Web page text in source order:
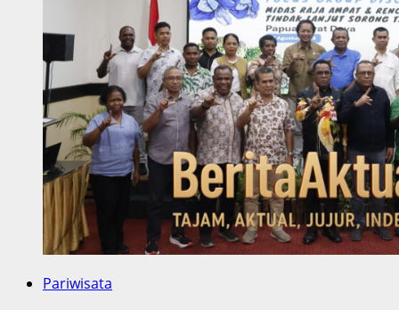
Pariwisata